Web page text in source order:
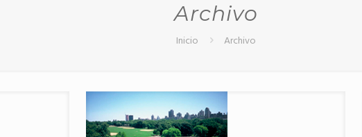
Archivo
Inicio Archivo